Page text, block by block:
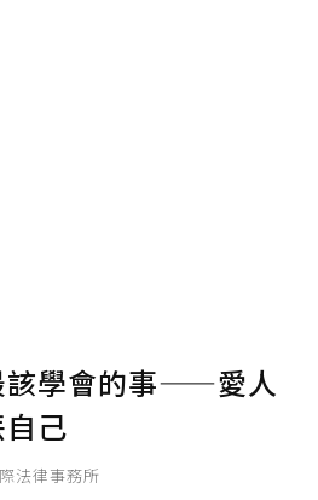
該學會的事——愛人
己
法律事務所